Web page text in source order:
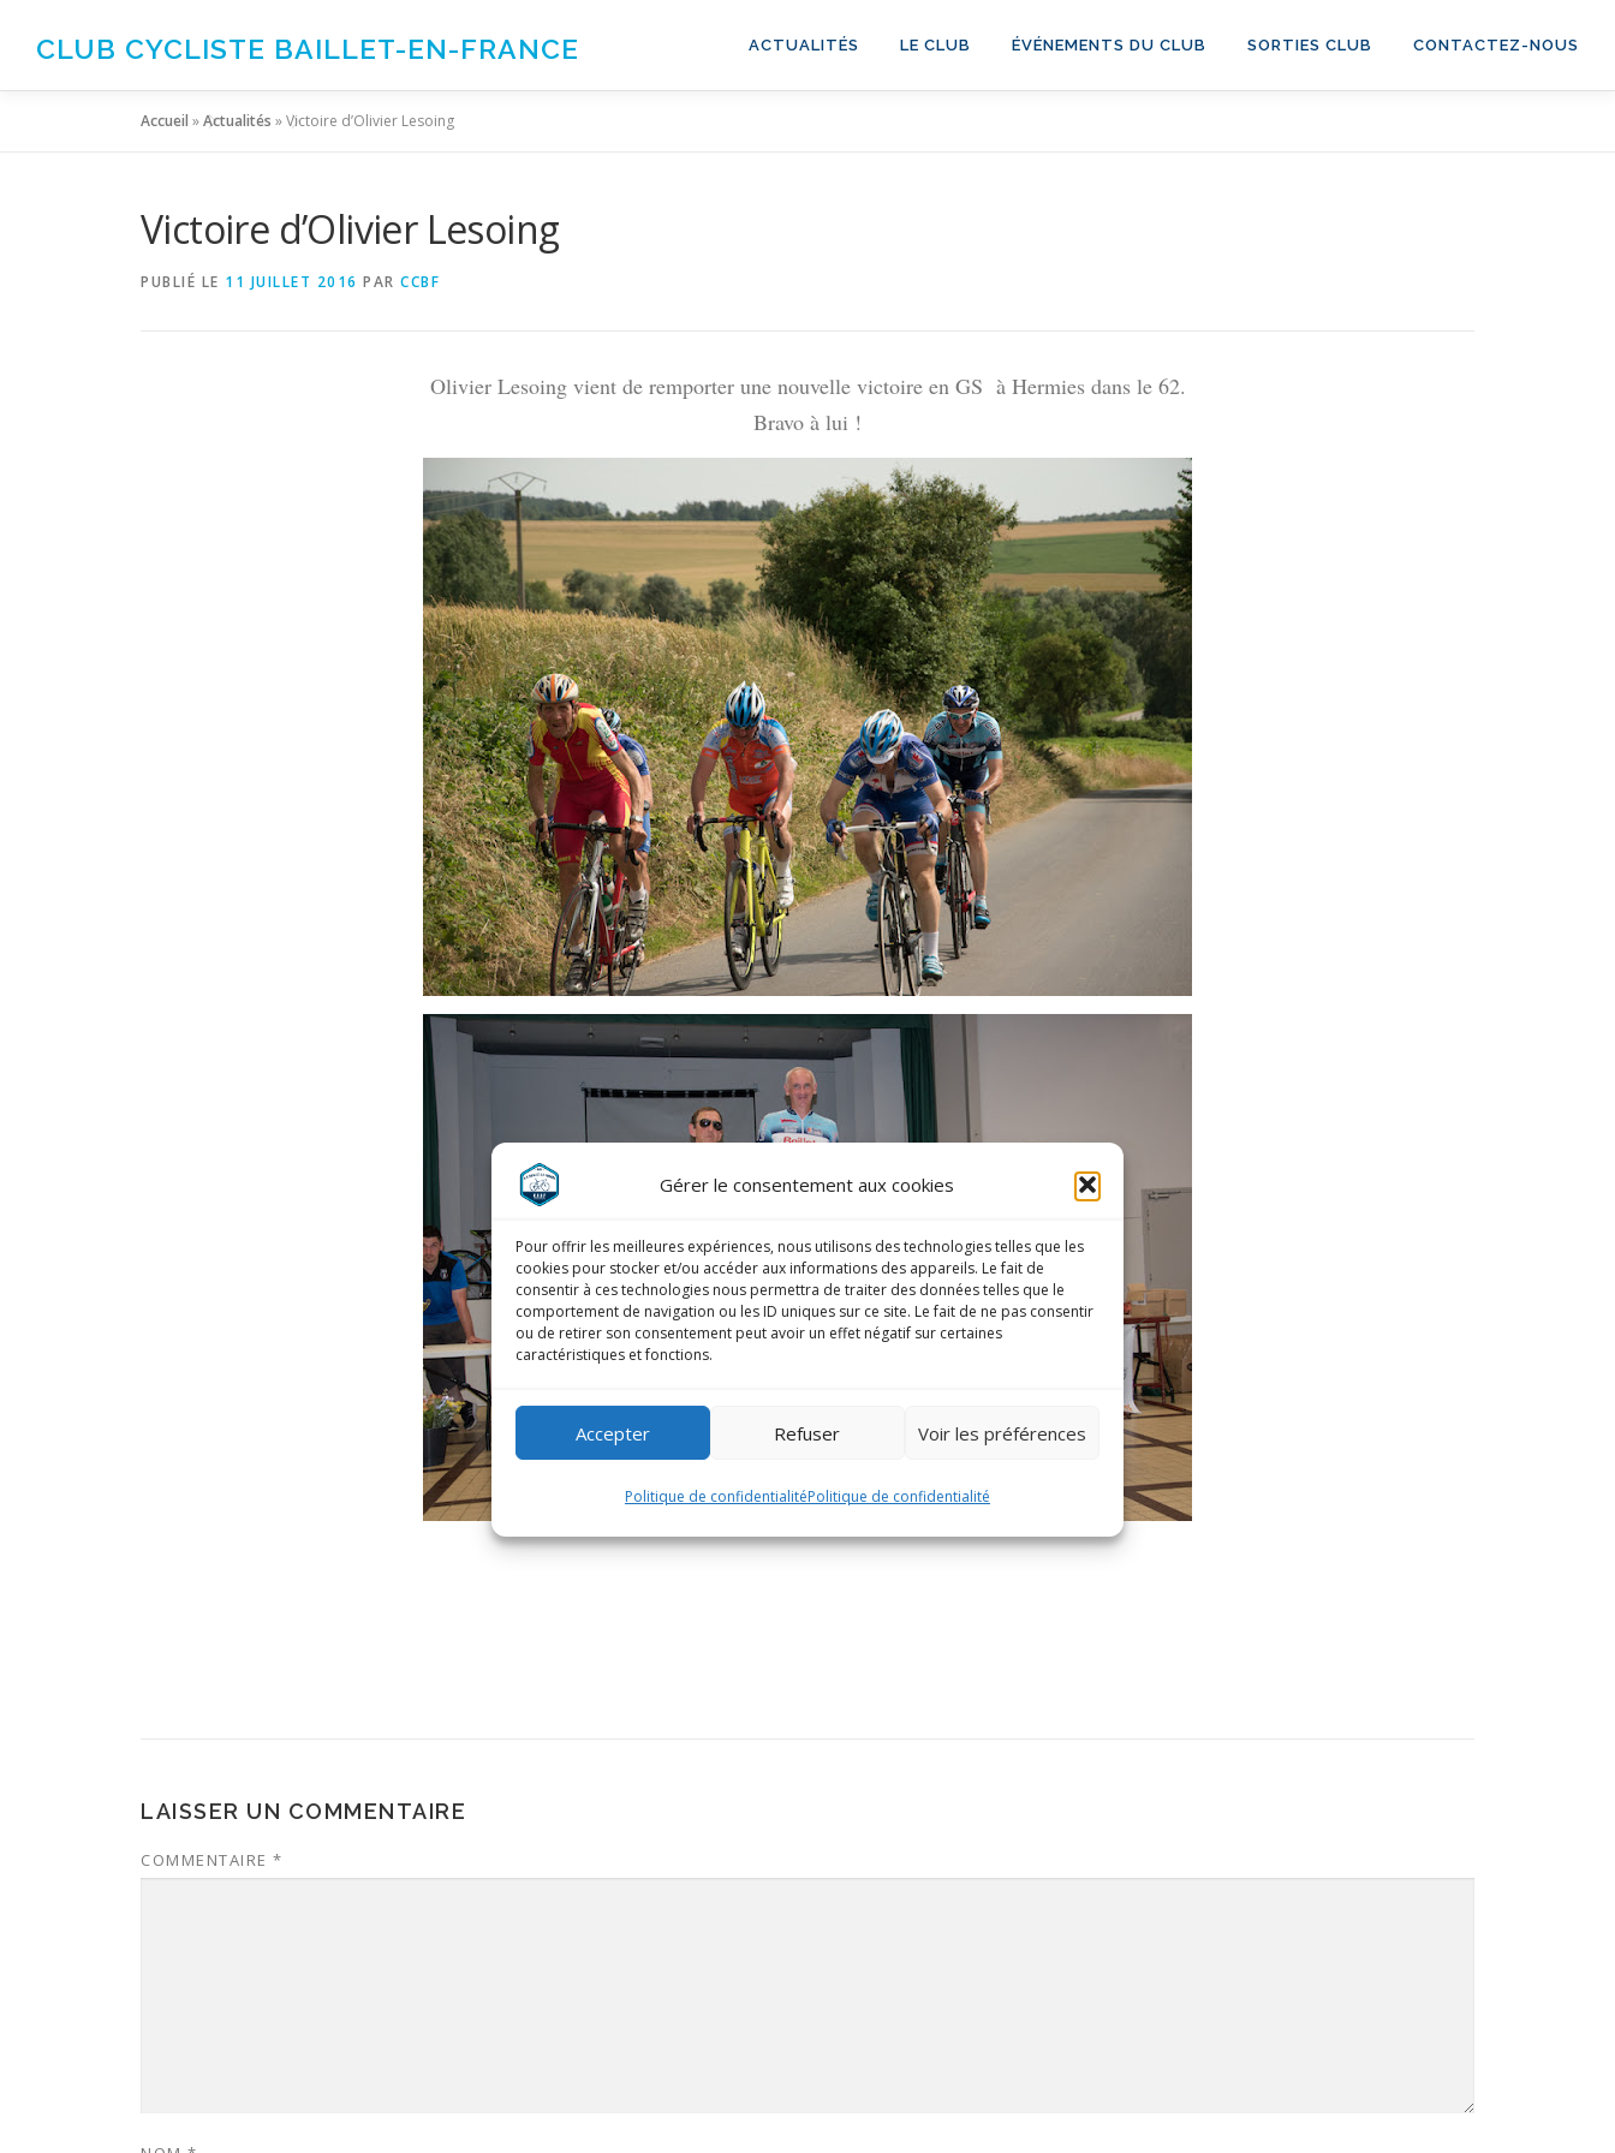
Gérer le consentement aux cookies
Pour offrir les meilleures expériences, nous utilisons des technologies telles que les
cookies pour stocker et/ou accéder aux informations des appareils. Le fait de
consentir à ces technologies nous permettra de traiter des données telles que le
comportement de navigation ou les ID uniques sur ce site. Le fait de ne pas consentir
ou de retirer son consentement peut avoir un effet négatif sur certaines
caractéristiques et fonctions.
Accepter Refuser Voir les préférences
Politique de confidentialitéPolitique de confidentialité
CLUB CYCLISTE BAILLET-EN-FRANCE ACTUALITÉS LE CLUB ÉVÉNEMENTS DU CLUB SORTIES CLUB CONTACTEZ-NOUS
Accueil »Actualités »Victoire d’Olivier Lesoing
Victoire d’Olivier Lesoing
PUBLIÉ LE 11 JUILLET 2016 PAR CCBF
Olivier Lesoing vient de remporter une nouvelle victoire en GS à Hermies dans le 62.
Bravo à lui !
LAISSER UN COMMENTAIRE
COMMENTAIRE *